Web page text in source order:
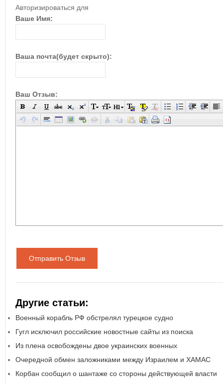
Авторизироваться для
Ваше Имя:
Ваша почта(будет скрыто):
Ваш Отзыв:
Отправить Отзыв
Другие статьи:
Военный корабль РФ обстрелял турецкое судно
Гугл исключил российские новостные сайты из поиска
Из плена освобождены двое украинских военных
Очередной обмен заложниками между Израилем и ХАМАС
Корбан сообщил о шантаже со стороны действующей власти